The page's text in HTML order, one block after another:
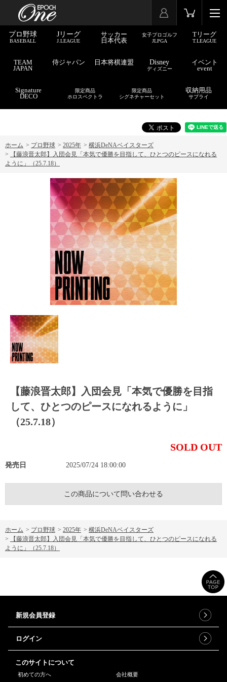
プロ野球
BASEBALL
Jリーグ
J.LEAGUE
サッカー
日本代表
女子プロゴルフ
JLPGA
Tリーグ
T.LEAGUE
TEAM
JAPAN
侍ジャパン 日本将棋連盟 Disney
ディズニー
イベント
event
Signature
DECO
限定商品
ホロスペクトラ
限定商品
シグネチャーセット
収納用品
サプライ
ホーム > プロ野球 > 2025年 > 横浜DeNAベイスターズ
>
【藤浪晋太郎】入団会見「本気で優勝を目指して、ひとつのピースになれる
ように」（25.7.18）
【藤浪晋太郎】入団会見「本気で優勝を目指
して、ひとつのピースになれるように」
（25.7.18）
SOLD OUT
発売日 2025/07/24 18:00:00
この商品について問い合わせる
ホーム > プロ野球 > 2025年 > 横浜DeNAベイスターズ
>
【藤浪晋太郎】入団会見「本気で優勝を目指して、ひとつのピースになれる
ように」（25.7.18）
新規会員登録
ログイン
このサイトについて
初めての方へ 会社概要